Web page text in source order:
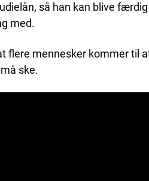
så han kan blive
med.
flere mennesker kommer til
ske.